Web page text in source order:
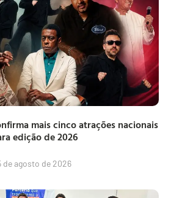
mais cinco atrações nacionais
edição de 2026
de agosto de 2026